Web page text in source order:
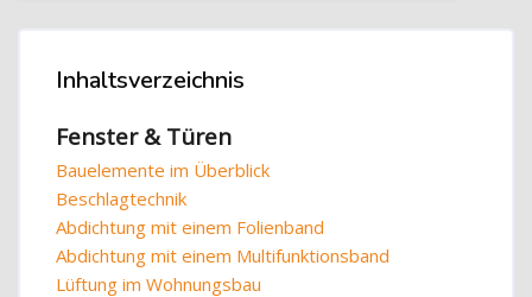
Inhaltsverzeichnis überspringen
Inhaltsverzeichnis
Fenster & Türen
Bauelemente im Überblick
Beschlagtechnik
Abdichtung mit einem Folienband
Abdichtung mit einem Multifunktionsband
Lüftung im Wohnungsbau